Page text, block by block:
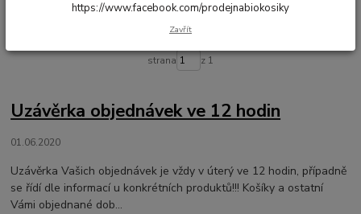
strana z 1
Uzávěrka objednávek ve 12 hodin
01.06.2020
Uzávěrka Vašich objednávek je vždy v úterý ve 12 hodin, případně
se řídí dle informací u konkrétních produktů!!! Košíky a ostatní
Vámi objednané dob...
https://www.facebook.com/prodejnabiokosiky
Zavřít